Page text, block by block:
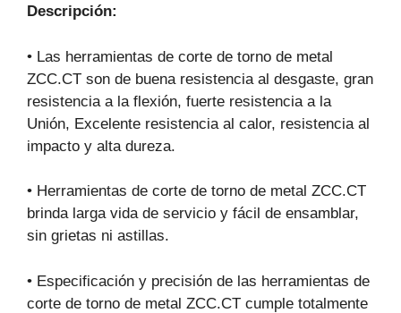
Descripción:
• Las herramientas de corte de torno de metal
ZCC.CT son de buena resistencia al desgaste, gran
resistencia a la flexión, fuerte resistencia a la
Unión, Excelente resistencia al calor, resistencia al
impacto y alta dureza.
• Herramientas de corte de torno de metal ZCC.CT
brinda larga vida de servicio y fácil de ensamblar,
sin grietas ni astillas.
• Especificación y precisión de las herramientas de
corte de torno de metal ZCC.CT cumple totalmente